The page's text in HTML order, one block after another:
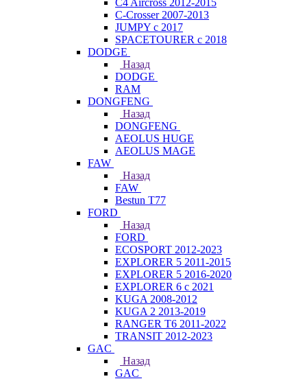
C4 Aircross 2012-2015
C-Crosser 2007-2013
JUMPY с 2017
SPACETOURER с 2018
DODGE
Назад
DODGE
RAM
DONGFENG
Назад
DONGFENG
AEOLUS HUGE
AEOLUS MAGE
FAW
Назад
FAW
Bestun T77
FORD
Назад
FORD
ECOSPORT 2012-2023
EXPLORER 5 2011-2015
EXPLORER 5 2016-2020
EXPLORER 6 с 2021
KUGA 2008-2012
KUGA 2 2013-2019
RANGER T6 2011-2022
TRANSIT 2012-2023
GAC
Назад
GAC